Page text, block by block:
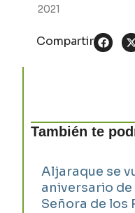
2021
Compartir
También te
Aljaraque se
aniversario
Señora de los